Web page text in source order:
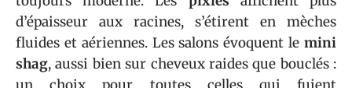
d’épaisseur aux racines, s’étirent en mèches
fluides et aériennes. Les salons évoquent le mini
shag, aussi bien sur cheveux raides que bouclés :